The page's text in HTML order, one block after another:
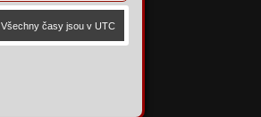
Všechny časy jsou vUTC